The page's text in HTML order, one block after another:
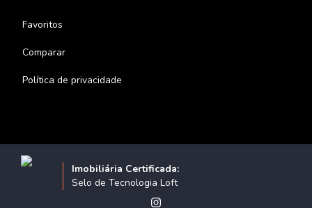
Favoritos
Comparar
Política de privacidade
Imobiliária Certificada:
Selo de Tecnologia Loft